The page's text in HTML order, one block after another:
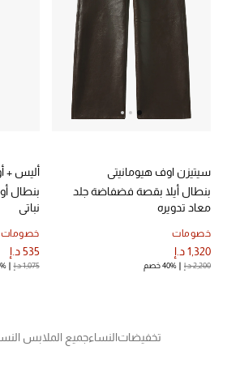
خصم حتى 70%
تسوقوا الآن
ما وصلنا حديثاً
الموسم الجديد
النساء
أحذية النسائية
سيتيزن اوف هيومانيتي
بنطال أيلا بقصة فضفاضة جلد
معاد تدويره
خصومات
1,320 د.إ
2,200 د.إ 40% خصم
أليس +
بنطال
نباتي
خصومات
535 د.إ
1,075 د.إ
تخفيضاتالنساءجميع الملابس